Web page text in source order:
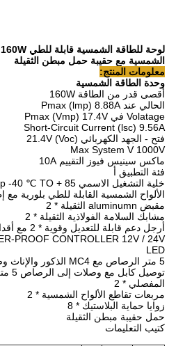
الشمسية مع حقيبة حمل مبطن الثقيلة
معلومات المنتج:
وحدة الطاقة الشمسية
أقصى قدر من الطاقة 160W
الحالي عند Pmax (lmp) 8.88A
Volatage في Pmax (Vmp) 17.4V
Short-Circuit Current (lsc) 9.56A
فتح - الجهد الكهربائي (Voc) 21.4V
Max System V 1000V
ماكس سينيس فيوز التقييم 10A
فئة التطبيق أ
خلية التشغيل الاسمي Temp -40 ℃ TO + 85 ℃
الألواح الشمسية القابلة للطي بلورية مع
مقبض aluminumn الثقيلة * 2
مشابك السلامة الفولاذية الثقيلة * 2
أرجل دعم قابلة للتعديل وقوية * 2 مع أقدام مطاطية مضادة للانزلاق
LED
5 متر الرصاص مع MC4 الذكور والإناث وصلات والتماسيح المشابك
توصيل كابل مع وصلات إلى الرصاص 5 متر
المفصلي * 2
مربعات تقاطع الألواح الشمسية * 2
زوايا حماية البلاستيك * 8
حمل حقيبة مبطن الثقيلة
كتيب التعليمات